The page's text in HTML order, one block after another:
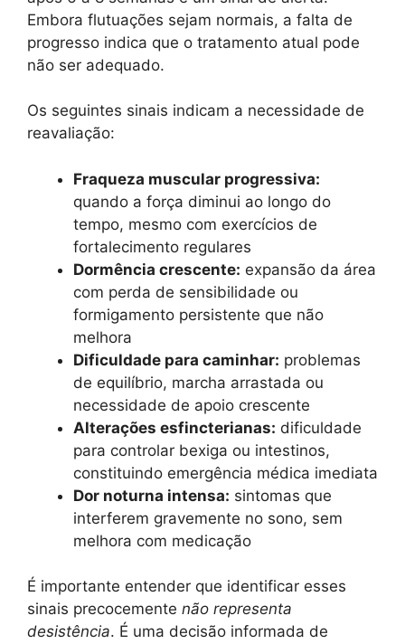
Embora flutuações sejam normais, a falta de
progresso indica que o tratamento atual pode
não ser adequado.
Os seguintes sinais indicam a necessidade de
reavaliação:
Fraqueza muscular progressiva:
quando a força diminui ao longo do
tempo, mesmo com exercícios de
fortalecimento regulares
Dormência crescente: expansão da área
com perda de sensibilidade ou
formigamento persistente que não
melhora
Dificuldade para caminhar: problemas
de equilíbrio, marcha arrastada ou
necessidade de apoio crescente
Alterações esfincterianas: dificuldade
para controlar bexiga ou intestinos,
constituindo emergência médica imediata
Dor noturna intensa: sintomas que
interferem gravemente no sono, sem
melhora com medicação
É importante entender que identificar esses
sinais precocemente não representa
desistência. É uma decisão informada de